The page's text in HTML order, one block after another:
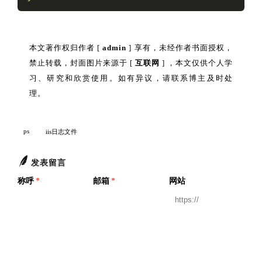
本文著作权归作者 [admin ] 享有，未经作者书面授权，
禁止转载，封面图片来源于 [ 互联网 ] ，本文仅供个人学
习、研究和欣赏使用。如有异议，请联系博主及时处
理。
ps iis日志文件
发表留言
称呼 * 邮箱 * 网站